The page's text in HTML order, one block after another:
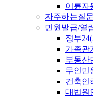
이륜자
자주하는질문
민원발급/열
정부
가족관
부동산
무인민
건축인
대법원